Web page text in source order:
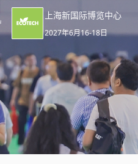
上海新国际博览中心
2027年6月16-18日